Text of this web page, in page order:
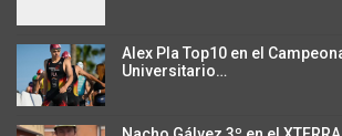
Alex Pla Top10 en el
Universitario…